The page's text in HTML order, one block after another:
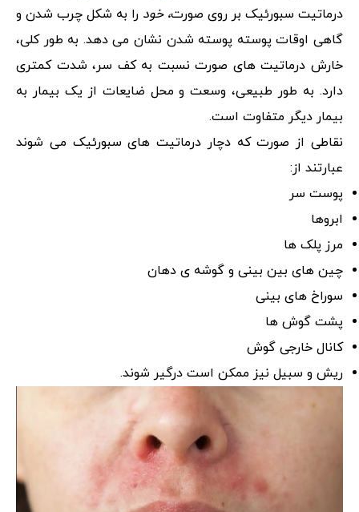
درماتیت سبورئیک بر روی صورت، خود را به شکل چرب شدن و‌
گاهی اوقات پوسته پوسته شدن نشان می دهد. به طور کلی،
خارش درماتیت های صورت نسبت به کف سر، شدت کمتری
دارد.‌ به طور طبیعی، وسعت و محل ضایعات از یک بیمار به
بیمار دیگر متفاوت است.
نقاطی از صورت که دچار درماتیت های سبورئیک می شوند
عبارتند از:
پوست سر
ابروها
مرز پلک ها
چین های بین بینی و گوشه ی دهان
سوراخ های بینی
پشت گوش ها
کانال خارجی گوش
ریش و سبیل نیز ممکن است درگیر شوند.